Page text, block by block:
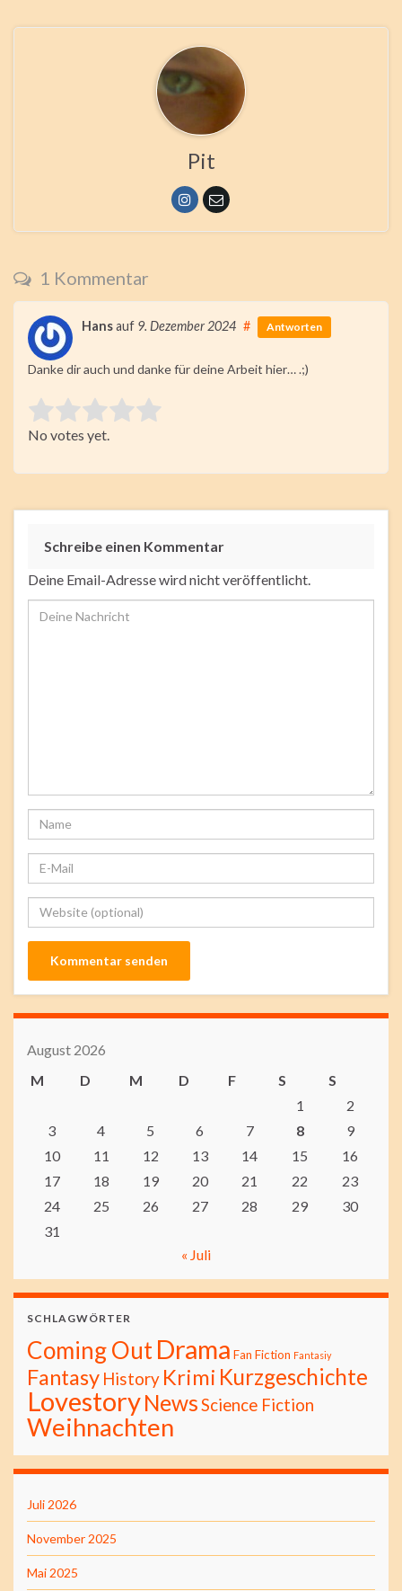
Pit
1 Kommentar
Hansauf 9. Dezember 2024 # Antworten
Danke dir auch und danke für deine Arbeit hier… .;)
Rate this item:
Submit Rating
No votes yet.
Schreibe einen Kommentar
Deine Email-Adresse wird nicht veröffentlicht.
August 2026
M
D M D F S
S
1
2
3
4 5 6 7 8
9
10
11 12 13 14 15
16
17
18 19 20 21 22
23
24
25 26 27 28 29
30
31
« Juli
SCHLAGWÖRTER
Coming OutDrama Fan Fiction Fantasiy
Fantasy History Krimi Kurzgeschichte
LovestoryNewsScience Fiction
Weihnachten
Juli 2026
November 2025
Mai 2025